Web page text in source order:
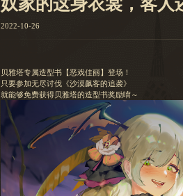
奴家的这身衣裳，客人
2022-10-26
贝雅塔专属造型书【恶戏佳丽】登场！
只要参加无尽讨伐《沙漠飙客的追袭》
就能够免费获得贝雅塔的造型书奖励唷～